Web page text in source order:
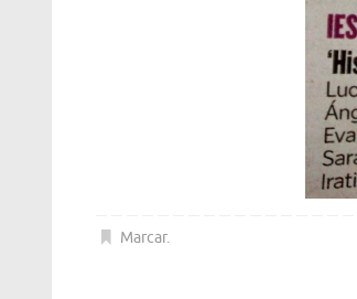
Marcar.